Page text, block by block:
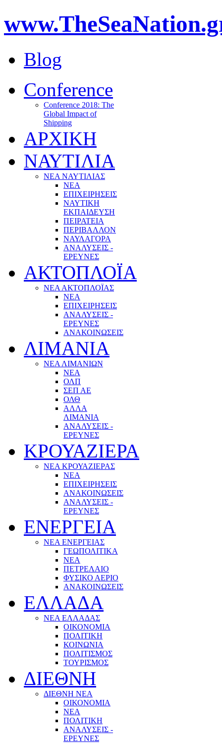
Blog
Conference
Conference 2018: The
Global Impact of
Shipping
ΑΡΧΙΚΗ
ΝΑΥΤΙΛΙΑ
ΝΕΑ ΝΑΥΤΙΛΙΑΣ
ΝΕΑ
ΕΠΙΧΕΙΡΗΣΕΙΣ
ΝΑΥΤΙΚΗ
ΕΚΠΑΙΔΕΥΣΗ
ΠΕΙΡΑΤΕΙΑ
ΠΕΡΙΒΑΛΛΟΝ
ΝΑΥΛΑΓΟΡΑ
ΑΝΑΛΥΣΕΙΣ -
ΕΡΕΥΝΕΣ
ΑΚΤΟΠΛΟΪΑ
ΝΕΑ ΑΚΤΟΠΛΟΪΑΣ
ΝΕΑ
ΕΠΙΧΕΙΡΗΣΕΙΣ
ΑΝΑΛΥΣΕΙΣ -
ΕΡΕΥΝΕΣ
ΑΝΑΚΟΙΝΩΣΕΙΣ
ΛΙΜΑΝΙΑ
ΝΕΑ ΛΙΜΑΝΙΩΝ
ΝΕΑ
ΟΛΠ
ΣΕΠ ΑΕ
ΟΛΘ
ΑΛΛΑ
ΛΙΜΑΝΙΑ
ΑΝΑΛΥΣΕΙΣ -
ΕΡΕΥΝΕΣ
ΚΡΟΥΑΖΙΕΡΑ
ΝΕΑ ΚΡΟΥΑΖΙΕΡΑΣ
NEA
ΕΠΙΧΕΙΡΗΣΕΙΣ
ΑΝΑΚΟΙΝΩΣΕΙΣ
ΑΝΑΛΥΣΕΙΣ -
ΕΡΕΥΝΕΣ
ΕΝΕΡΓΕΙΑ
ΝΕΑ ΕΝΕΡΓΕΙΑΣ
ΓΕΩΠΟΛΙΤΙΚΑ
ΝΕΑ
ΠΕΤΡΕΛΑΙΟ
ΦΥΣΙΚΟ ΑΕΡΙΟ
ΑΝΑΚΟΙΝΩΣΕΙΣ
ΕΛΛΑΔΑ
ΝΕΑ ΕΛΛΑΔΑΣ
ΟΙΚΟΝΟΜΙΑ
ΠΟΛΙΤΙΚΗ
ΚΟΙΝΩΝΙΑ
ΠΟΛΙΤΙΣΜΟΣ
ΤΟΥΡΙΣΜΟΣ
ΔΙΕΘΝΗ
ΔΙΕΘΝΗ ΝΕΑ
ΟΙΚΟΝΟΜΙΑ
ΝΕΑ
ΠΟΛΙΤΙΚΗ
ΑΝΑΛΥΣΕΙΣ -
ΕΡΕΥΝΕΣ